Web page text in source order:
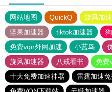
网站地图 QuickQ 旋风加
坚果加速器
tiktok加速器
免费vqn外网加速
小蓝鸟
旋风加速器
八戒看书
免费
十大免费加速神器
雷霆加速免